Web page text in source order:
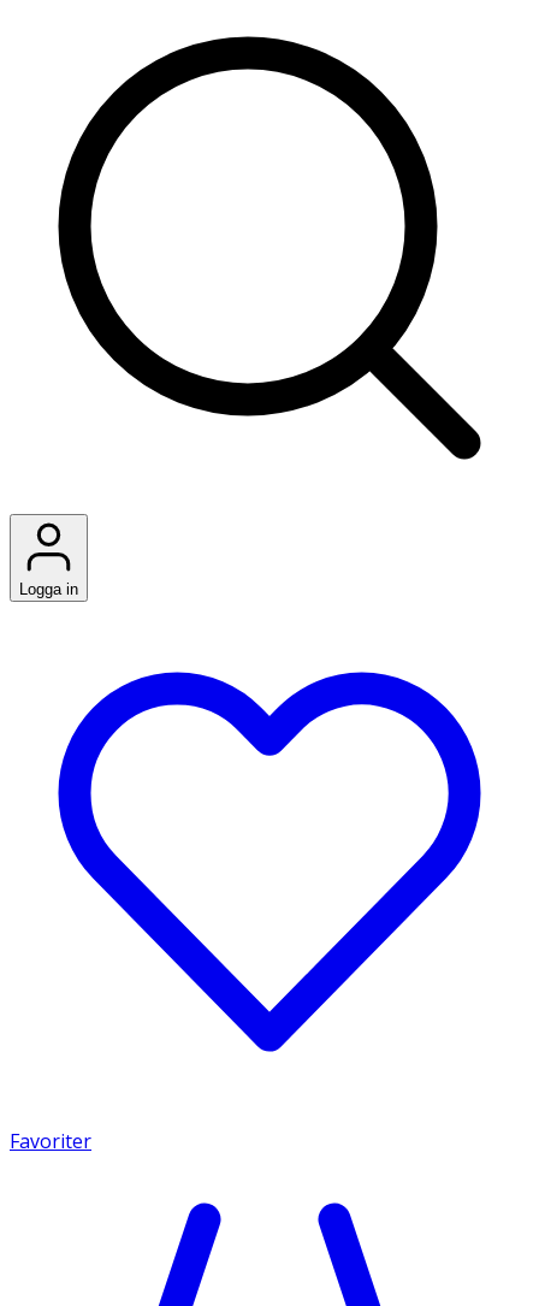
Logga in
Favoriter